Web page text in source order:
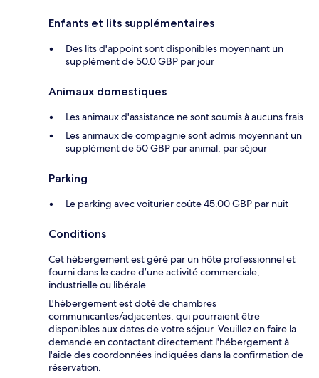
Enfants et lits supplémentaires
Des lits d'appoint sont disponibles moyennant un
supplément de 50.0 GBP par jour
Animaux domestiques
Les animaux d'assistance ne sont soumis à aucuns frais
Les animaux de compagnie sont admis moyennant un
supplément de 50 GBP par animal, par séjour
Parking
Le parking avec voiturier coûte 45.00 GBP par nuit
Conditions
Cet hébergement est géré par un hôte professionnel et
fourni dans le cadre d’une activité commerciale,
industrielle ou libérale.
L'hébergement est doté de chambres
communicantes/adjacentes, qui pourraient être
disponibles aux dates de votre séjour. Veuillez en faire la
demande en contactant directement l'hébergement à
l'aide des coordonnées indiquées dans la confirmation de
réservation.